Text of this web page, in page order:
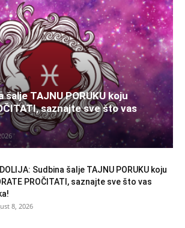
šalje TAJNU PORUKU koju
saznajte sve što vas
Sudbina šalje TAJNU PORUKU koju
PROČITATI, saznajte sve što vas
8, 2026